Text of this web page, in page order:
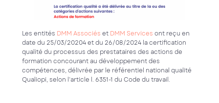
Les entités DMM Associés et DMM Services ont reçu en
date du 25/03/20204 et du 26/08/2024 la certification
qualité du processus des prestataires des actions de
formation concourant au développement des
compétences, délivrée par le référentiel national qualité
Qualiopi, selon l’article l. 6351-1 du Code du travail.